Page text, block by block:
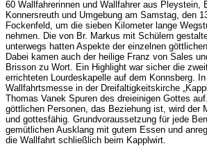
60 Wallfahrerinnen und Wallfahrer aus Pleystein,
Konnersreuth und Umgebung am Samstag, den
Fockenfeld, um die sieben Kilometer lange
nehmen. Die von Br. Markus mit Schülern
unterwegs hatten Aspekte der einzelnen
Dabei kamen auch der heilige Franz von Sales
Brisson zu Wort. Ein Highlight war sicher die
errichteten Lourdeskapelle auf dem Konnsberg.
Wallfahrtsmesse in der Dreifaltigkeitskirche
Thomas Vanek Spuren des dreieinigen Gottes
göttlichen Personen, das Beziehung ist, wird der
und gottesfähig. Grundvoraussetzung für jede
gemütlichen Ausklang mit gutem Essen und
die Wallfahrt schließlich beim Kapplwirt.